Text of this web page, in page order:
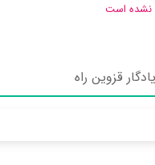
نشده است
قزوين راه